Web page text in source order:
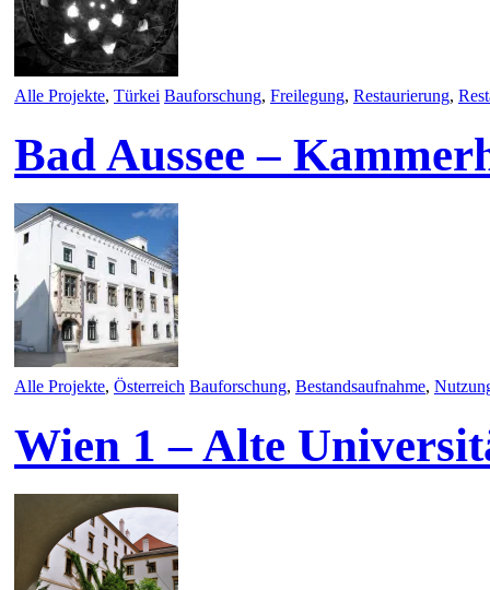
Alle Projekte, Türkei Bauforschung, Freilegung, Restaurierung,
Bad Aussee –
Alle Projekte, Österreich Bauforschung, Bestandsaufnahme,
Wien 1 – Alte